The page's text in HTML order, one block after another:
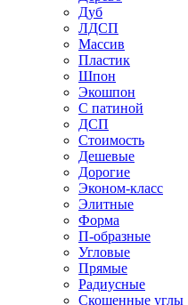
Дуб
ЛДСП
Массив
Пластик
Шпон
Экошпон
С патиной
ДСП
Стоимость
Дешевые
Дорогие
Эконом-класс
Элитные
Форма
П-образные
Угловые
Прямые
Радиусные
Скошенные углы